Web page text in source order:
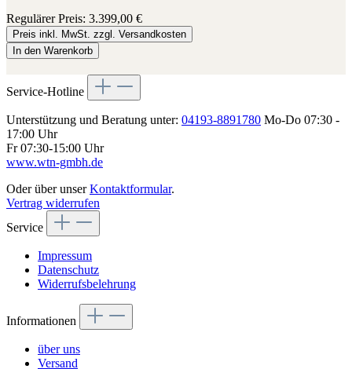
Regulärer Preis: 3.399,00 €
Preis inkl. MwSt. zzgl. Versandkosten
In den Warenkorb
Service-Hotline
Unterstützung und Beratung unter: 04193-8891780 Mo-Do 07:30 -
17:00 Uhr
Fr 07:30-15:00 Uhr
www.wtn-gmbh.de
Oder über unserKontaktformular.
Vertrag widerrufen
Service
Impressum
Datenschutz
Widerrufsbelehrung
Informationen
über uns
Versand